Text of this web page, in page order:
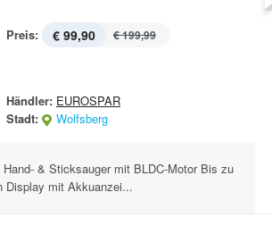
Preis: € 99,90 € 199,99
Händler: EUROSPAR
Stadt:
Wolfsberg
Hand- & Sticksauger mit BLDC-Motor Bis zu
Display mit Akkuanzei...